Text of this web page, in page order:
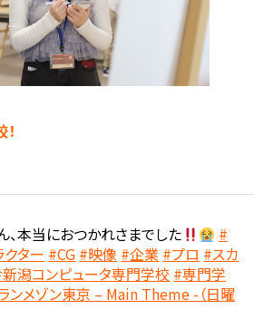
、本当におつかれさまでした
#
ター #CG #映像 #企業 #プロ #スカ
潟コンピュータ専門学校 #専門学
ンメゾン東京 – Main Theme -（日曜